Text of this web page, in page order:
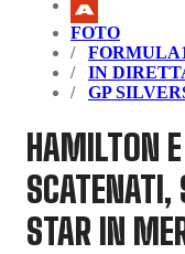
FOTO
IN
GP
HAMILTON
SCATENATI,
STAR IN